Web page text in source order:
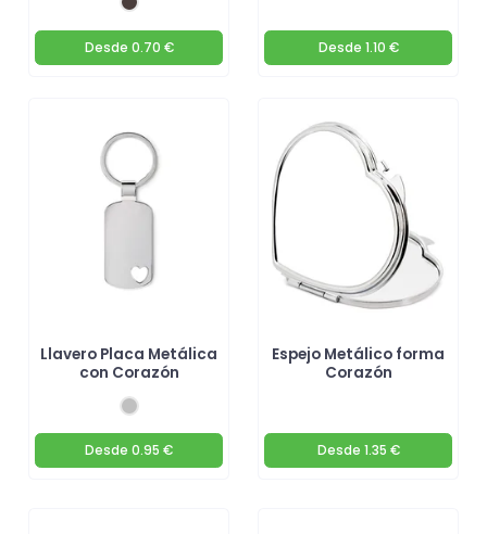
Desde 0.70 € Desde 1.10 €
Llavero Placa Metálica
con Corazón
Desde 0.95 €
Espejo Metálico forma
Corazón
Desde 1.35 €